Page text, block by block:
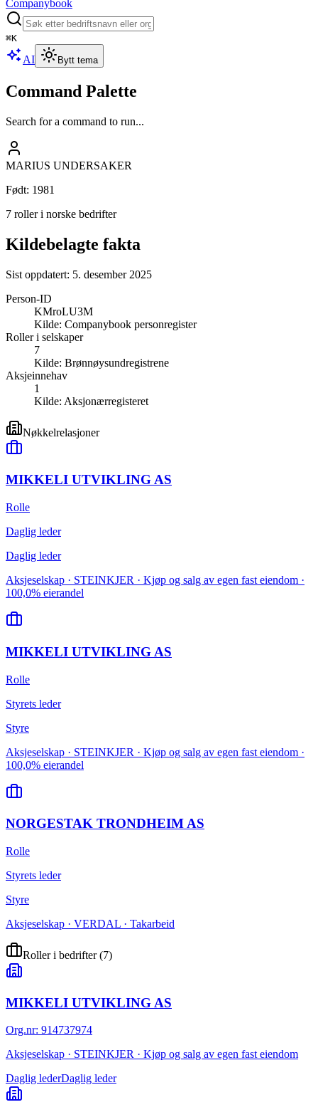
Companybook
⌘K
AI Bytt tema
Command Palette
Search for a command to run...
MARIUS UNDERSAKER
Født: 1981
7 roller i norske bedrifter
Kildebelagte fakta
Sist oppdatert: 5. desember 2025
Person-ID
KMroLU3M
Kilde: Companybook personregister
Roller i selskaper
7
Kilde: Brønnøysundregistrene
Aksjeinnehav
1
Kilde: Aksjonærregisteret
Nøkkelrelasjoner
MIKKELI UTVIKLING AS
Rolle
Daglig leder
Daglig leder
Aksjeselskap · STEINKJER · Kjøp og salg av egen fast eiendom ·
100,0% eierandel
MIKKELI UTVIKLING AS
Rolle
Styrets leder
Styre
Aksjeselskap · STEINKJER · Kjøp og salg av egen fast eiendom ·
100,0% eierandel
NORGESTAK TRONDHEIM AS
Rolle
Styrets leder
Styre
Aksjeselskap · VERDAL · Takarbeid
Roller i bedrifter(7)
MIKKELI UTVIKLING AS
Org.nr: 914737974
Aksjeselskap · STEINKJER · Kjøp og salg av egen fast eiendom
Daglig lederDaglig leder